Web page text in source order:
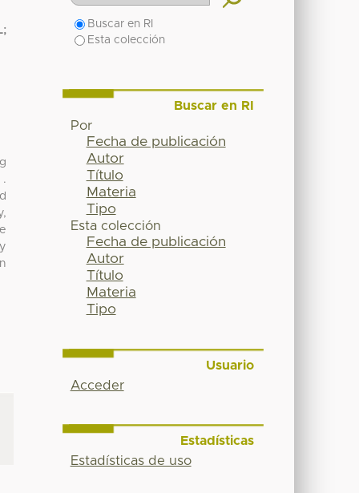
;
.
Buscar en RI
Esta colección
Buscar en RI
Por
Fecha de publicación
Autor
Título
Materia
Tipo
Esta colección
Fecha de publicación
Autor
Título
Materia
Tipo
Usuario
Acceder
Estadísticas
Estadísticas de uso